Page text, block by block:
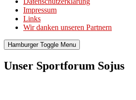
Impressum
Links
Wir danken unseren Partnern
Hamburger Toggle Menu
Unser Sportforum Sojus